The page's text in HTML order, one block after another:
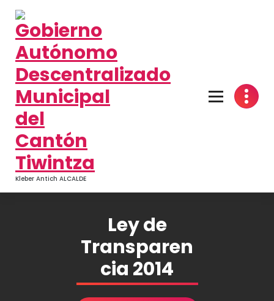
Kleber Antich ALCALDE
Ley de
Transparen
cia 2014